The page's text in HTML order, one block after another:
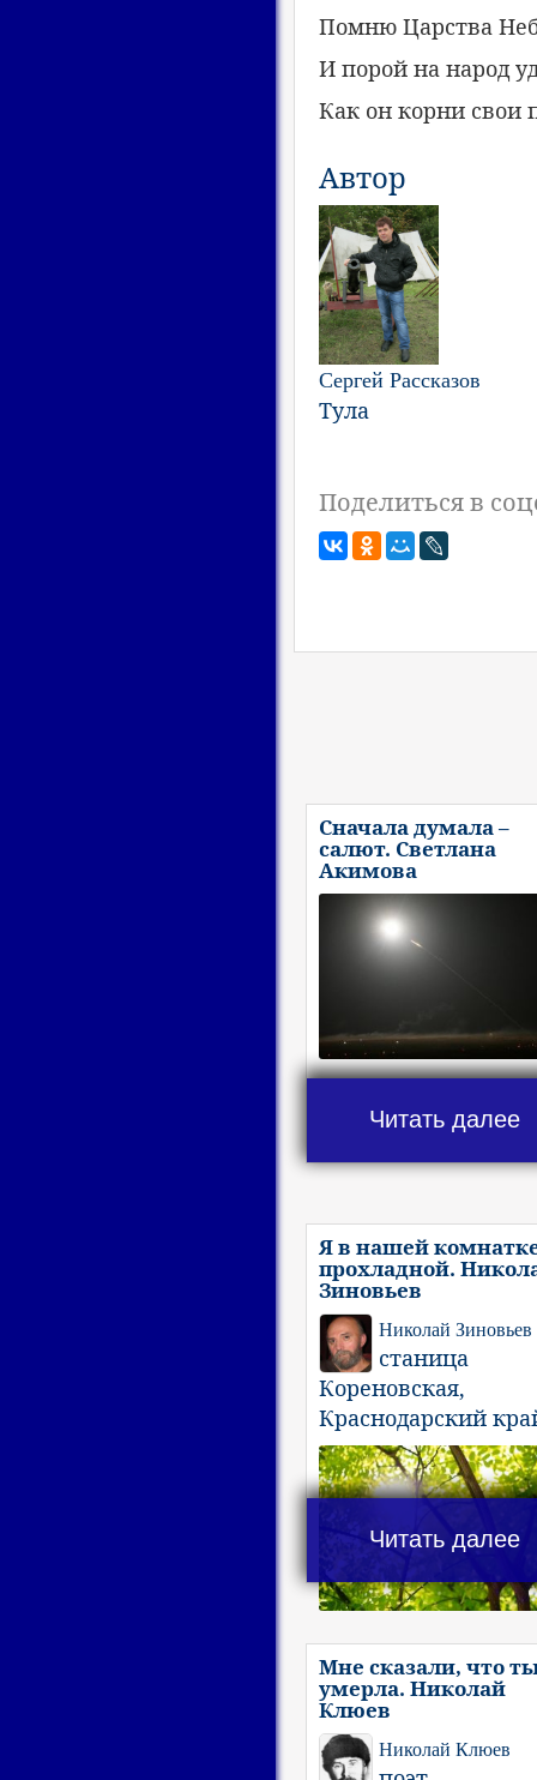
Помню Царства
И порой на народ
Как он корни свои
Автор
Сергей Рассказов
Тула
Поделиться в
Сначала думала –
салют. Светлана
Акимова
Читать далее
Я в нашей
прохладной.
Зиновьев
Николай Зиновьев
станица
Кореновская,
Краснодарский
Читать далее
Мне сказали, что
умерла. Николай
Клюев
Николай Клюев